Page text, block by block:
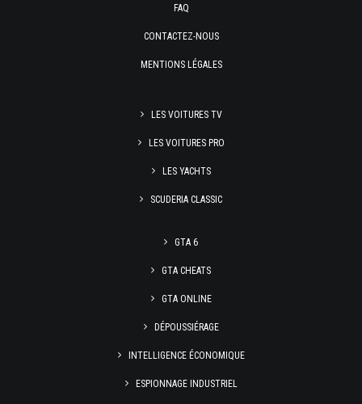
FAQ
CONTACTEZ-NOUS
MENTIONS LÉGALES
LES VOITURES TV
LES VOITURES PRO
LES YACHTS
SCUDERIA CLASSIC
GTA 6
GTA CHEATS
GTA ONLINE
DÉPOUSSIÉRAGE
INTELLIGENCE ÉCONOMIQUE
ESPIONNAGE INDUSTRIEL